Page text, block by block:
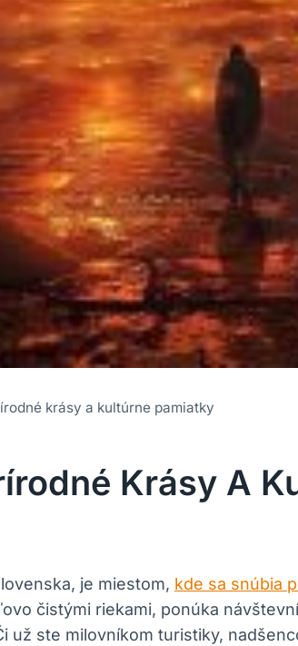
krásy a kultúrne pamiatky
Krásy A
je miestom, kde sa snúbia
čistými riekami, ponúka
už ste milovníkom turistiky,